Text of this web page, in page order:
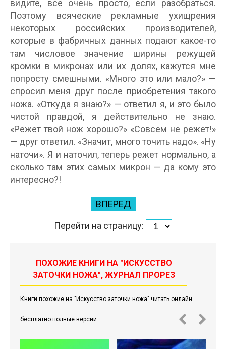
видите, все очень просто, если разобраться.
Поэтому всяческие рекламные ухищрения
некоторых российских производителей,
которые в фабричных данных подают какое-то
там числовое значение ширины режущей
кромки в микронах или их долях, кажутся мне
попросту смешными. «Много это или мало?» —
спросил меня друг после приобретения такого
ножа. «Откуда я знаю?» — ответил я, и это было
чистой правдой, я действительно не знаю.
«Режет твой нож хорошо?» «Совсем не режет!»
— друг ответил. «Значит, много точить надо». «Ну
наточи». Я и наточил, теперь режет нормально, а
сколько там этих самых микрон — да кому это
интересно?!
ВПЕРЕД
Перейти на страницу:
ПОХОЖИЕ КНИГИ НА "ИСКУССТВО
ЗАТОЧКИ НОЖА", ЖУРНАЛ ПРОРЕЗ
Книги похожие на "Искусство заточки ножа" читать онлайн
бесплатно полные версии.